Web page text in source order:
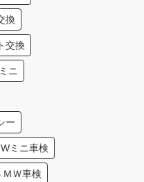
換
交換
ミニ
ー
ミニ車検
ＭＷ車検